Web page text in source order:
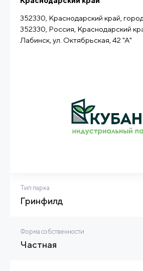
352330, Краснодарский край,
352330, Россия, Краснодарский
Лабинск, ул. Октябрьская, 42 "А"
Тип парка
Гринфилд
Форма собственности
Частная